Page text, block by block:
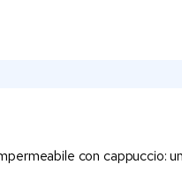
con cappuccio: